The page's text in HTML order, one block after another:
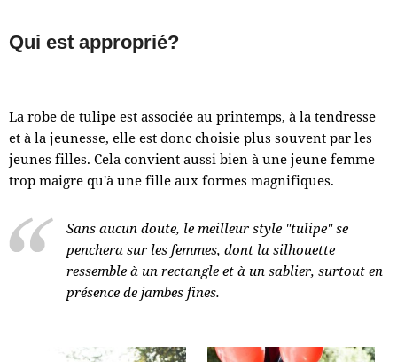
Qui est approprié?
La robe de tulipe est associée au printemps, à la tendresse
et à la jeunesse, elle est donc choisie plus souvent par les
jeunes filles. Cela convient aussi bien à une jeune femme
trop maigre qu'à une fille aux formes magnifiques.
Sans aucun doute, le meilleur style "tulipe" se
penchera sur les femmes, dont la silhouette
ressemble à un rectangle et à un sablier, surtout en
présence de jambes fines.